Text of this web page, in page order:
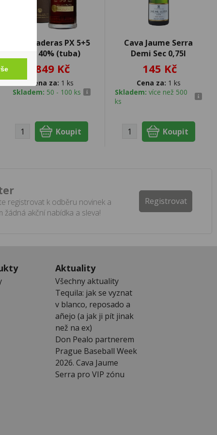
Dos Maderas PX 5+5
0,7l 40% (tuba)
849 Kč
Cena za: 1 ks
Skladem: 50 - 100 ks
Cava Jaume Serra
Demi Sec 0,75l
145 Kč
Cena za: 1 ks
Skladem: více než 500
ks
registrovat k odběru novinek a
žádná akční nabídka a sleva!
Registrovat
Aktuality
Všechny aktuality
Tequila: jak se vyznat
v blanco, reposado a
añejo (a jak ji pít jinak
než na ex)
Don Pealo partnerem
Prague Baseball Week
2026. Cava Jaume
Serra pro VIP zónu